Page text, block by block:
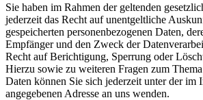
Sie haben im Rahmen der geltenden
jederzeit das Recht auf unentgeltliche
gespeicherten personenbezogenen Daten,
Empfänger und den Zweck der
Recht auf Berichtigung, Sperrung oder
Hierzu sowie zu weiteren Fragen zum
Daten können Sie sich jederzeit unter der im
angegebenen Adresse an uns wenden.